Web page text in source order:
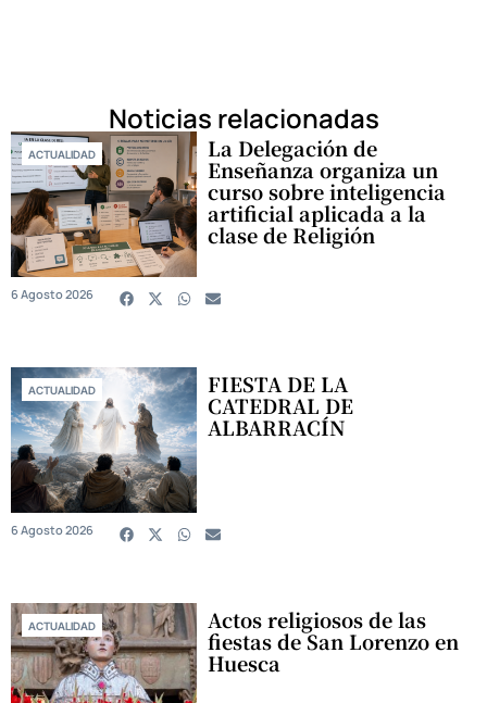
Noticias relacionadas
ACTUALIDAD La Delegación de
Enseñanza organiza un
curso sobre inteligencia
artificial aplicada a la
clase de Religión
6 Agosto 2026
ACTUALIDAD FIESTA DE LA
CATEDRAL DE
ALBARRACÍN
6 Agosto 2026
ACTUALIDAD Actos religiosos de las
fiestas de San Lorenzo en
Huesca